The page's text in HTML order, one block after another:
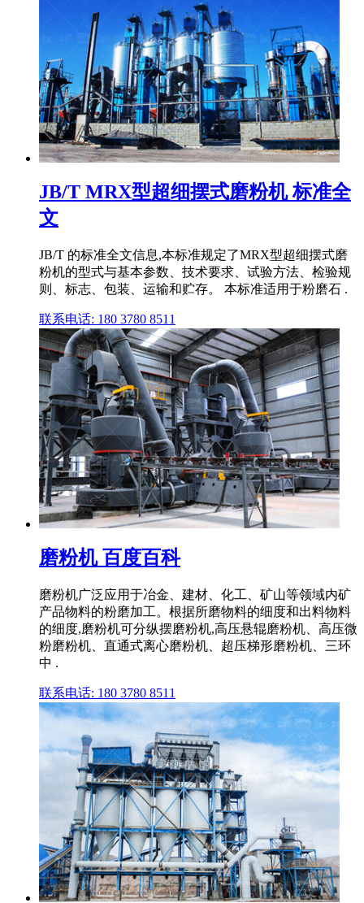
JB/T MRX型超细摆式磨粉机 标准全
文
JB/T 的标准全文信息,本标准规定了MRX型超细摆式磨
粉机的型式与基本参数、技术要求、试验方法、检验规
则、标志、包装、运输和贮存。 本标准适用于粉磨石 .
联系电话: 180 3780 8511
磨粉机 百度百科
磨粉机广泛应用于冶金、建材、化工、矿山等领域内矿
产品物料的粉磨加工。根据所磨物料的细度和出料物料
的细度,磨粉机可分纵摆磨粉机,高压悬辊磨粉机、高压微
粉磨粉机、直通式离心磨粉机、超压梯形磨粉机、三环
中 .
联系电话: 180 3780 8511